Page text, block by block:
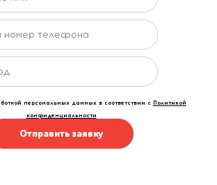
персональных данных в соответствии с Политикой
конфиденциальности
Отправить заявку